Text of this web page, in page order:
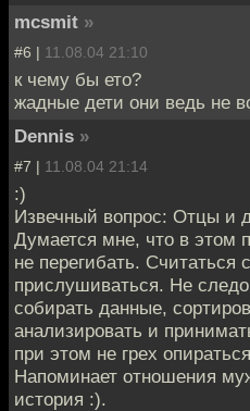
mcsmit »
#6 | 11.08.04 21:10
к чему бы ето?
жадные дети они ведь не
Dennis »
#7 | 11.08.04 21:14
:)
Извечный вопрос: Отцы и
Думается мне, что в этом
не перегибать. Считаться
прислушиваться. Не
собирать данные,
анализировать и
при этом не грех
Напоминает отношения
история :).